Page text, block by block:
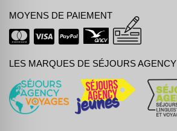
MOYENS DE PAIEMENT
LES MARQUES DE SÉJOURS AGENCY